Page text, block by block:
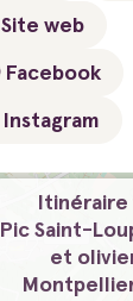
Site web
Facebook
Instagram
Itinéraire
Pic Saint-
et